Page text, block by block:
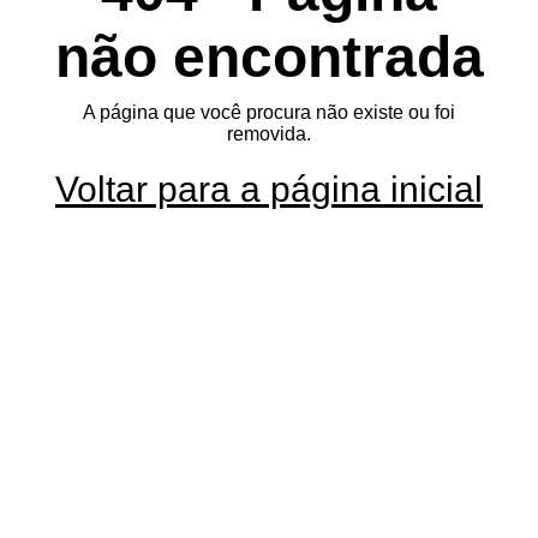
não encontrada
A página que você procura não existe ou foi
removida.
Voltar para a página inicial